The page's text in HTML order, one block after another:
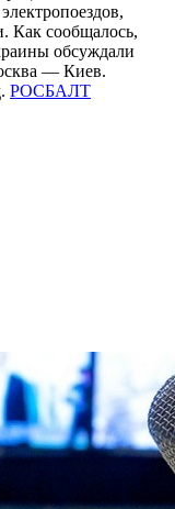
Как сообщалось,
обсуждали
— Киев.
РОСБАЛТ